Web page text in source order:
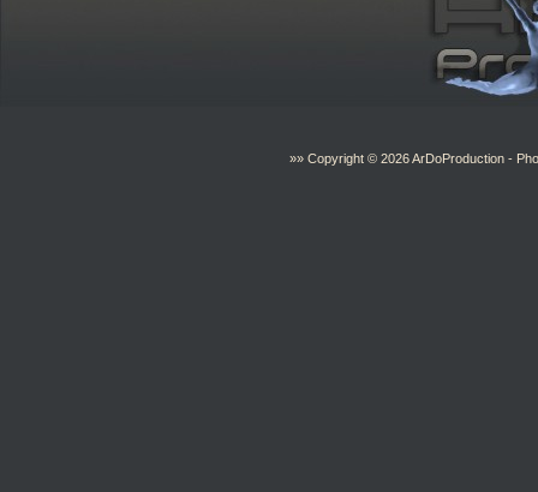
»» Copyright © 2026ArDoProduction -